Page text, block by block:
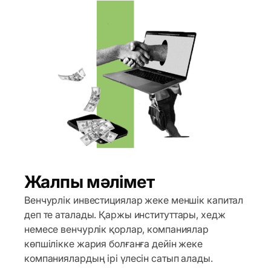
Жалпы мәлімет
Венчурлік инвестициялар жеке меншік капитал
деп те аталады. Қаржы институттары, хедж
немесе венчурлік қорлар, компаниялар
көпшілікке жария болғанға дейін жеке
компаниялардың ірі үлесін сатып алады.